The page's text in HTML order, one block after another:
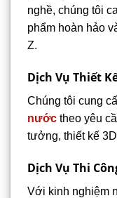
nghề, chúng tôi
phẩm hoàn hảo
Z.
Dịch Vụ Thiết
Chúng tôi cung
nước theo yêu
tưởng, thiết kế
Dịch Vụ Thi
Với kinh nghiệm